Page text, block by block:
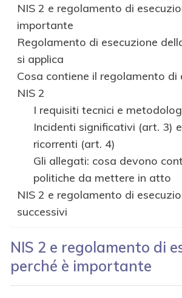
NIS 2 e regolamento di
importante
Regolamento di esecuzione
si applica
Cosa contiene il regolamento di
NIS 2
I requisiti tecnici e
Incidenti significativi (art. 3)
ricorrenti (art. 4)
Gli allegati: cosa devono
politiche da mettere in atto
NIS 2 e regolamento di
successivi
NIS 2 e regolamento di
perché è importante